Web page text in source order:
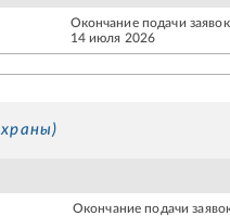
Окончание подачи заявок
14 июля 2026
Окончание подачи